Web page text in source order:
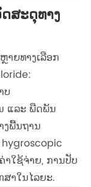
ສະດຸທາງ
ຍທາງເລືອກ
ບ
ແລະ ພືດພັນ
ງພື້ນຖານ
ໃຊ້​ຈ່າຍ​, ການ​ປັບ​
າ​ໃນ​ໄລ​ຍະ​.